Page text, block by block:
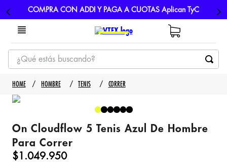
COMPRA CON ADDI Y PAGA A CUOTAS Aplican TyC
¿Qué estás buscando?
TÉRMINOS MÁS BUSCADOS
1
3. nike
4. guayos
HOMBRE TENIS CORRER
On Cloudflow 5 Tenis Azul De Hombre
Para Correr
$1 .049.950